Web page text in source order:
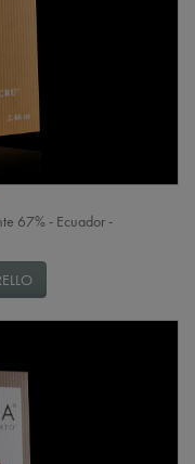
67% - Ecuador -